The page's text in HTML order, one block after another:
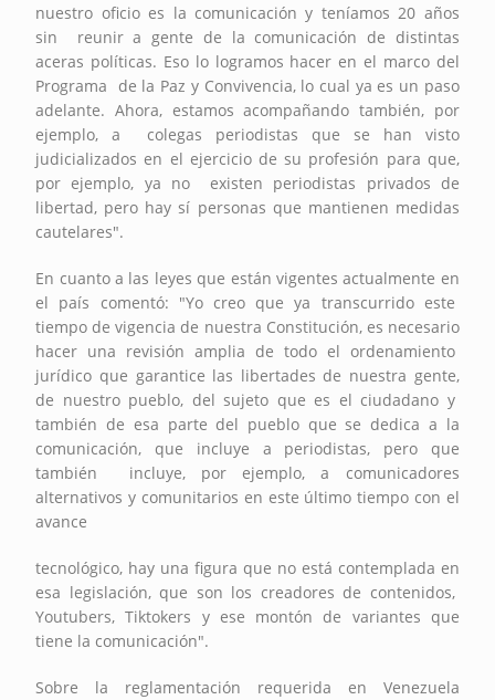
nuestro oficio es la comunicación y teníamos 20 años
sin reunir a gente de la comunicación de distintas
aceras políticas. Eso lo logramos hacer en el marco del
Programa de la Paz y Convivencia, lo cual ya es un paso
adelante. Ahora, estamos acompañando también, por
ejemplo, a colegas periodistas que se han visto
judicializados en el ejercicio de su profesión para que,
por ejemplo, ya no existen periodistas privados de
libertad, pero hay sí personas que mantienen medidas
cautelares".
En cuanto a las leyes que están vigentes actualmente en
el país comentó: "Yo creo que ya transcurrido este
tiempo de vigencia de nuestra Constitución, es necesario
hacer una revisión amplia de todo el ordenamiento
jurídico que garantice las libertades de nuestra gente,
de nuestro pueblo, del sujeto que es el ciudadano y
también de esa parte del pueblo que se dedica a la
comunicación, que incluye a periodistas, pero que
también incluye, por ejemplo, a comunicadores
alternativos y comunitarios en este último tiempo con el
avance
tecnológico, hay una figura que no está contemplada en
esa legislación, que son los creadores de contenidos,
Youtubers, Tiktokers y ese montón de variantes que
tiene la comunicación".
Sobre la reglamentación requerida en Venezuela